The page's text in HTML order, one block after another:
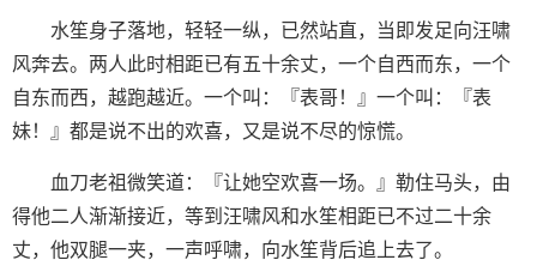
水笙身子落地，轻轻一纵，已然站直，当即发足向汪啸
风奔去。两人此时相距已有五十余丈，一个自西而东，一个
自东而西，越跑越近。一个叫：『表哥！』一个叫：『表
妹！』都是说不出的欢喜，又是说不尽的惊慌。
血刀老祖微笑道：『让她空欢喜一场。』勒住马头，由
得他二人渐渐接近，等到汪啸风和水笙相距已不过二十余
丈，他双腿一夹，一声呼啸，向水笙背后追上去了。